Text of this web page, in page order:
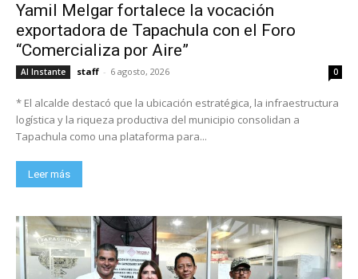
Yamil Melgar fortalece la vocación
exportadora de Tapachula con el Foro
“Comercializa por Aire”
Al Instante staff - 6 agosto, 2026 0
* El alcalde destacó que la ubicación estratégica, la infraestructura
logística y la riqueza productiva del municipio consolidan a
Tapachula como una plataforma para...
Leer más